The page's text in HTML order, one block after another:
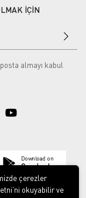
İÇİN
almayı kabul
Download on
Google play
çerezler
okuyabilir ve